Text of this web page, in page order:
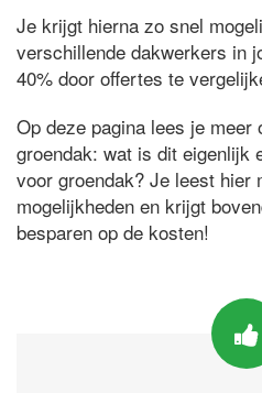
Je krijgt hierna zo snel
verschillende dakwerkers in
40% door offertes te
Op deze pagina lees je
groendak: wat is dit eigenlijk
voor groendak? Je leest hier
mogelijkheden en krijgt
besparen op de kosten!